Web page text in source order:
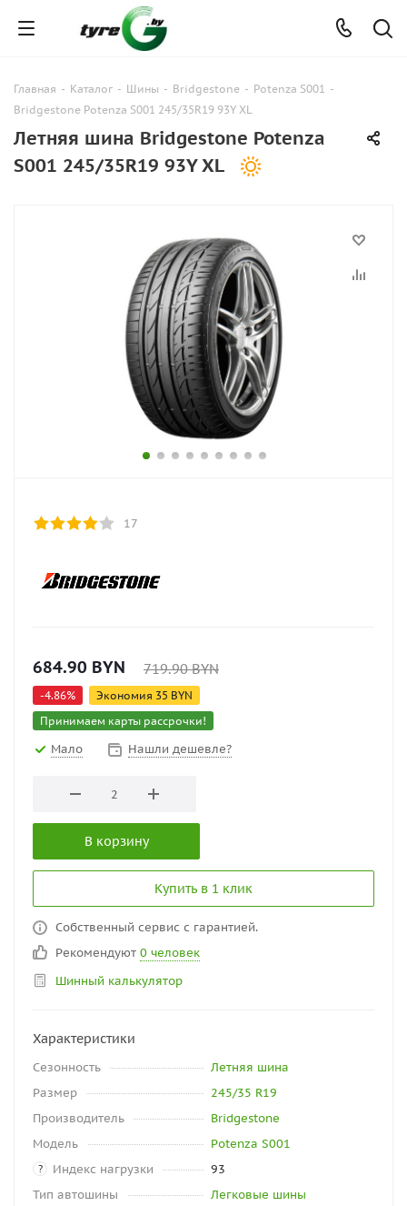
Главная - Каталог - Шины - Bridgestone - Potenza S001 -
Bridgestone Potenza S001 245/35R19 93Y XL
Летняя шина Bridgestone Potenza
S001 245/35R19 93Y XL
17
684.90 BYN 719.90BYN
-4.86% Экономия 35 BYN
Принимаем карты рассрочки!
Мало Нашли дешевле?
В корзину
Купить в 1 клик
Собственный сервис с гарантией.
Рекомендуют 0 человек
Шинный калькулятор
Характеристики
Сезонность
Летняя шина
Размер
245/35 R19
Производитель
Bridgestone
Модель
Potenza S001
? Индекс нагрузки
93
Тип автошины
Легковые шины